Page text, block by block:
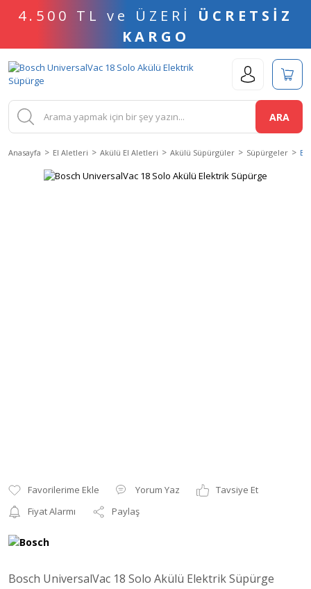
4.500 TL ve ÜZERİ ÜCRETSİZ
KARGO
ARA
Anasayfa El Aletleri Akülü El Aletleri Akülü Süpürgüler Süpürgeler
Yorum Yaz
Tavsiye Et
Fiyat Alarmı
Paylaş
Bosch UniversalVac 18 Solo Akülü Elektrik Süpürge